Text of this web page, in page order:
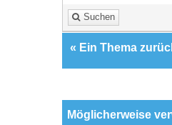
Suchen
« Ein Thema
Möglicherweise